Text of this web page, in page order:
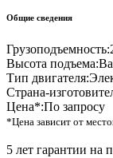
Общие сведения
Грузоподъемность:
Высота подъема:
Тип двигателя:
Страна-
Цена*:По запросу
*Цена зависит от
5 лет гарантии на